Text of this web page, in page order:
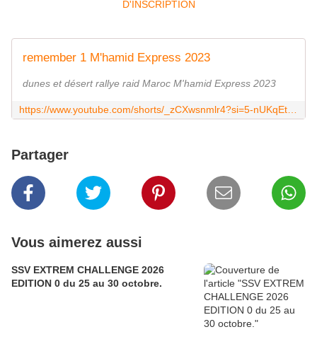
remember 1 M'hamid Express 2023
dunes et désert rallye raid Maroc M'hamid Express 2023
Partager
Vous aimerez aussi
SSV EXTREM CHALLENGE 2026
EDITION 0 du 25 au 30 octobre.